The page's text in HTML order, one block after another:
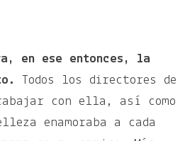
en ese entonces, la
Todos los directores de
con ella, así como
enamoraba a cada